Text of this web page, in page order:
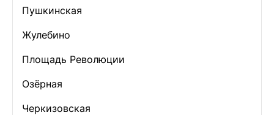
Пушкинская
Жулебино
Площадь Революции
Озёрная
Черкизовская